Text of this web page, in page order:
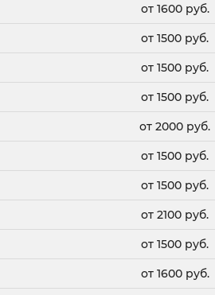
от 1600 руб.
от 1500 руб.
от 1500 руб.
от 1500 руб.
от 2000 руб.
от 1500 руб.
от 1500 руб.
от 2100 руб.
от 1500 руб.
от 1600 руб.